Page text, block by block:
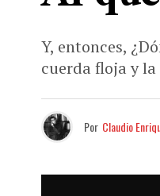
Y, entonces,
cuerda floja y
Por Claudio